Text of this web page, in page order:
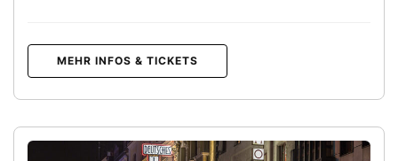
MEHR INFOS & TICKETS